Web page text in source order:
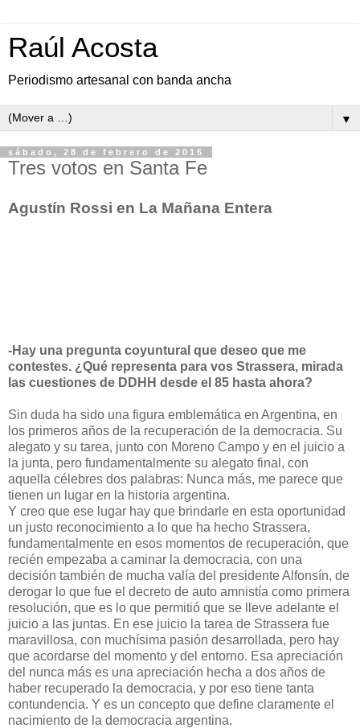
Raúl Acosta
Periodismo artesanal con banda ancha
▼
sábado, 28 de febrero de 2015
Tres votos en Santa Fe
Agustín Rossi en La Mañana Entera
-Hay una pregunta coyuntural que deseo que me
contestes. ¿Qué representa para vos Strassera, mirada
las cuestiones de DDHH desde el 85 hasta ahora?
Sin duda ha sido una figura emblemática en Argentina, en
los primeros años de la recuperación de la democracia. Su
alegato y su tarea, junto con Moreno Campo y en el juicio a
la junta, pero fundamentalmente su alegato final, con
aquella célebres dos palabras: Nunca más, me parece que
tienen un lugar en la historia argentina.
Y creo que ese lugar hay que brindarle en esta oportunidad
un justo reconocimiento a lo que ha hecho Strassera,
fundamentalmente en esos momentos de recuperación, que
recién empezaba a caminar la democracia, con una
decisión también de mucha valía del presidente Alfonsín, de
derogar lo que fue el decreto de auto amnistía como primera
resolución, que es lo que permitió que se lleve adelante el
juicio a las juntas. En ese juicio la tarea de Strassera fue
maravillosa, con muchísima pasión desarrollada, pero hay
que acordarse del momento y del entorno. Esa apreciación
del nunca más es una apreciación hecha a dos años de
haber recuperado la democracia, y por eso tiene tanta
contundencia. Y es un concepto que define claramente el
nacimiento de la democracia argentina.